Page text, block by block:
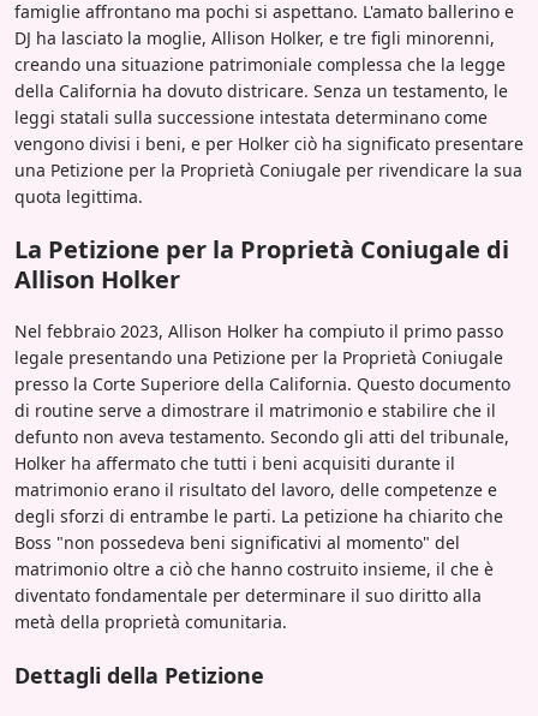
famiglie affrontano ma pochi si aspettano. L'amato ballerino e
DJ ha lasciato la moglie, Allison Holker, e tre figli minorenni,
creando una situazione patrimoniale complessa che la legge
della California ha dovuto districare. Senza un testamento, le
leggi statali sulla successione intestata determinano come
vengono divisi i beni, e per Holker ciò ha significato presentare
una Petizione per la Proprietà Coniugale per rivendicare la sua
quota legittima.
La Petizione per la Proprietà Coniugale di
Allison Holker
Nel febbraio 2023, Allison Holker ha compiuto il primo passo
legale presentando una Petizione per la Proprietà Coniugale
presso la Corte Superiore della California. Questo documento
di routine serve a dimostrare il matrimonio e stabilire che il
defunto non aveva testamento. Secondo gli atti del tribunale,
Holker ha affermato che tutti i beni acquisiti durante il
matrimonio erano il risultato del lavoro, delle competenze e
degli sforzi di entrambe le parti. La petizione ha chiarito che
Boss "non possedeva beni significativi al momento" del
matrimonio oltre a ciò che hanno costruito insieme, il che è
diventato fondamentale per determinare il suo diritto alla
metà della proprietà comunitaria.
Dettagli della Petizione